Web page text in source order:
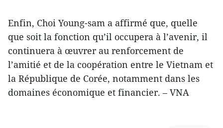
Enfin, Choi Young-sam a affirmé que, quelle
que soit la fonction qu’il occupera à l’avenir, il
continuera à œuvrer au renforcement de
l’amitié et de la coopération entre le Vietnam et
la République de Corée, notamment dans les
domaines économique et financier. – VNA